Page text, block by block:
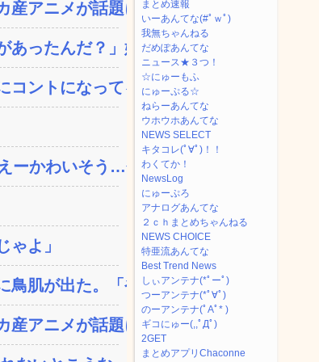
産アニメが話題に、...
あったんだ？」嫁「...
コントになってる…...
ーかわいそう…会...
よ」
鳥肌が出た。「やっ...
産アニメが話題に、...
まとめ速報
いーあんてな(#ﾟｗﾟ)
我無ちゃんねる
だめぽあんてな
ニュース★３つ！
☆にゅーもふ
にゅーぷる☆
ねらーあんてな
ウホウホあんてな
NEWS SELECT
キタコレ(ﾟ∀ﾟ)！！
わくてか！
NewsLog
にゅーぷろ
アナログあんてな
２ｃｈまとめちゃんねる
NEWS CHOICE
特亜流あんてな
Best Trend News
しぃアンテナ(*ﾟーﾟ)
つーアンテナ(*ﾟ∀ﾟ)
のーアンテナ(ﾟAﾟ* )
ギコにゅー(,,ﾟДﾟ)
2GET
まとめアプリChaconne